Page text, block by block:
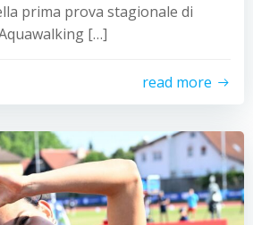
prima prova stagionale di
[…]
read more